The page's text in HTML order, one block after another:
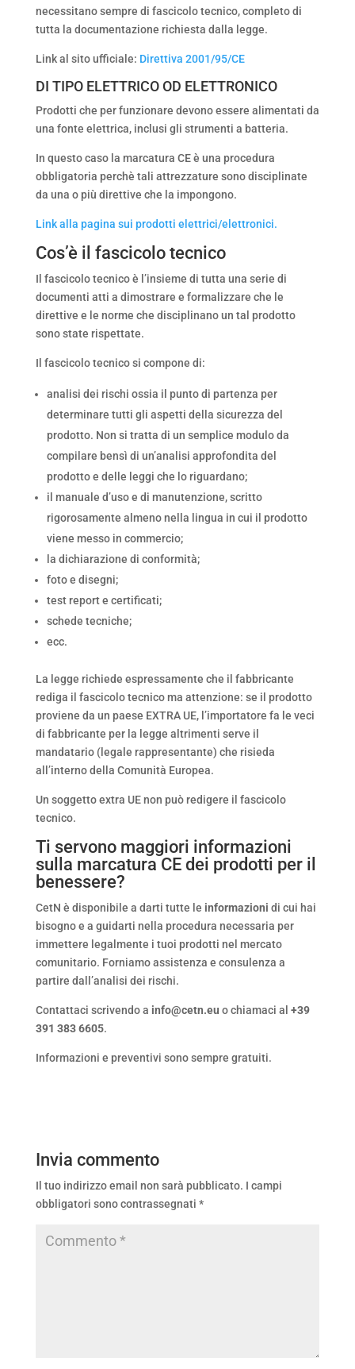
necessitano sempre di fascicolo tecnico, completo di
tutta la documentazione richiesta dalla legge.
Link al sito ufficiale: Direttiva 2001/95/CE
DI TIPO ELETTRICO OD ELETTRONICO
Prodotti che per funzionare devono essere alimentati da
una fonte elettrica, inclusi gli strumenti a batteria.
In questo caso la marcatura CE è una procedura
obbligatoria perchè tali attrezzature sono disciplinate
da una o più direttive che la impongono.
Link alla pagina sui prodotti elettrici/elettronici.
Cos’è il fascicolo tecnico
Il fascicolo tecnico è l’insieme di tutta una serie di
documenti atti a dimostrare e formalizzare che le
direttive e le norme che disciplinano un tal prodotto
sono state rispettate.
Il fascicolo tecnico si compone di:
analisi dei rischi ossia il punto di partenza per
determinare tutti gli aspetti della sicurezza del
prodotto. Non si tratta di un semplice modulo da
compilare bensì di un’analisi approfondita del
prodotto e delle leggi che lo riguardano;
il manuale d’uso e di manutenzione, scritto
rigorosamente almeno nella lingua in cui il prodotto
viene messo in commercio;
la dichiarazione di conformità;
foto e disegni;
test report e certificati;
schede tecniche;
ecc.
La legge richiede espressamente che il fabbricante
rediga il fascicolo tecnico ma attenzione: se il prodotto
proviene da un paese EXTRA UE, l’importatore fa le veci
di fabbricante per la legge altrimenti serve il
mandatario (legale rappresentante) che risieda
all’interno della Comunità Europea.
Un soggetto extra UE non può redigere il fascicolo
tecnico.
Ti servono maggiori informazioni
sulla marcatura CE dei prodotti per il
benessere?
CetN è disponibile a darti tutte le informazioni di cui hai
bisogno e a guidarti nella procedura necessaria per
immettere legalmente i tuoi prodotti nel mercato
comunitario. Forniamo assistenza e consulenza a
partire dall’analisi dei rischi.
Contattaci scrivendo a info@cetn.eu o chiamaci al +39
391 383 6605.
Informazioni e preventivi sono sempre gratuiti.
Invia commento
Il tuo indirizzo email non sarà pubblicato. I campi
obbligatori sono contrassegnati *